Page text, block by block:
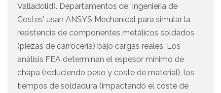
Valladolid). Departamentos de 'Ingeniería de
Costes' usan ANSYS Mechanical para simular la
resistencia de componentes metálicos soldados
(piezas de carrocería) bajo cargas reales. Los
análisis FEA determinan el espesor mínimo de
chapa (reduciendo peso y coste de material), los
tiempos de soldadura (impactando el coste de